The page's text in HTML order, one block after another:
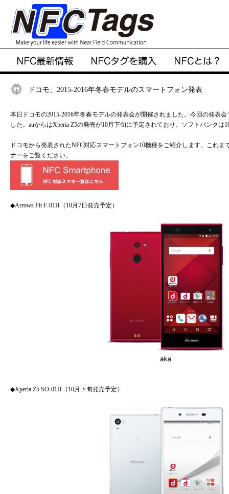
ドコモ、2015-2016年冬春モデルのスマートフォン発表
本日ドコモの2015-2016年冬春モデルの発表会が開催されました。今回の発表
した。auからはXperia Z5の発売が10月下旬に予定されており、ソフトバンクは
ドコモから発表されたNFC対応スマートフォン10機種をご紹介します。これ
ナーをご覧ください。
◆Arrows Fit F-01H（10月7日発売予定）
◆Xperia Z5 SO-01H（10月下旬発売予定）